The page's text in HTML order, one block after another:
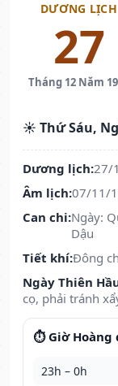
DƯƠNG LỊCH
27
Tháng 12 Năm
☀️ Thứ Sáu,
Dương lịch:27/
Âm lịch:07/11/
Can chi:Ngày:
Dậu
Tiết khí:Đông
Ngày Thiên
cọ, phải tránh
⏱️ Giờ Hoàng
23h – 0h